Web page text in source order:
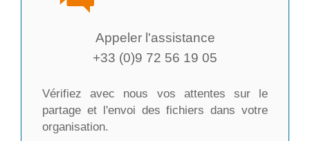
Appeler l'assistance
+33 (0)9 72 56 19 05
Vérifiez avec nous vos attentes sur le
partage et l'envoi des fichiers dans votre
organisation.